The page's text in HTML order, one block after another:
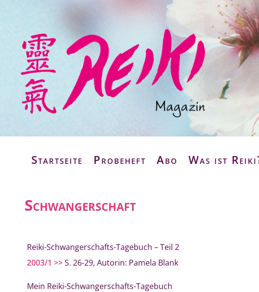
Startseite Probeheft Abo Was ist
Schwangerschaft
Reiki-Schwangerschafts-Tagebuch – Teil 2
2003/1 >>S. 26-29, Autorin: Pamela Blank
Mein Reiki-Schwangerschafts-Tagebuch